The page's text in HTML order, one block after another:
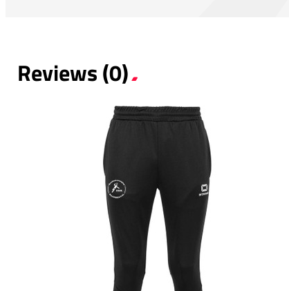
Reviews (0)